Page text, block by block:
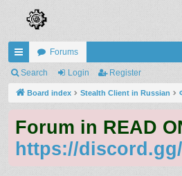
ui
ck
ks
Forums
Search Login Register
Board index Stealth Client in Russian
Forum in READ
https://